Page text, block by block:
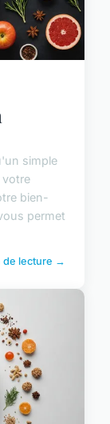
simple
votre
bien-
permet
de lecture →